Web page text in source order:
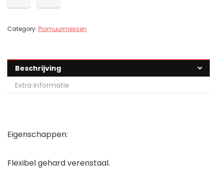
Category: Plamuurmessen
Beschrijving
Extra informatie
Eigenschappen:
Flexibel gehard verenstaal.